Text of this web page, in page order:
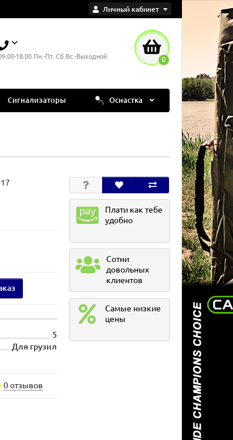
Личный кабинет
18:00 Пн.-Пт. Сб.Вс.-Выходной 0
Сигнализаторы Оснастка
5
Для грузил
0 отзывов
Плати как тебе
удобно
Сотни
довольных
клиентов
Самые низкие
цены